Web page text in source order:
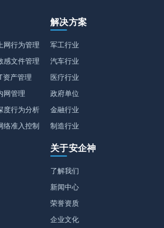
上网行为管理
感文件管理
资产管理
网管理
度行为分析
络准入控制
解决方案
军工行业
汽车行业
医疗行业
政府单位
金融行业
制造行业
关于安企神
了解我们
新闻中心
荣誉资质
企业文化